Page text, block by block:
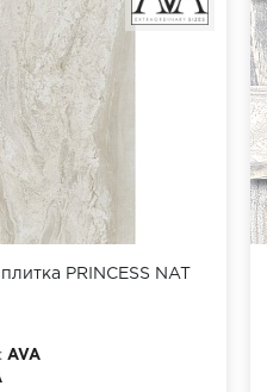
PRINCESS NAT
AVA